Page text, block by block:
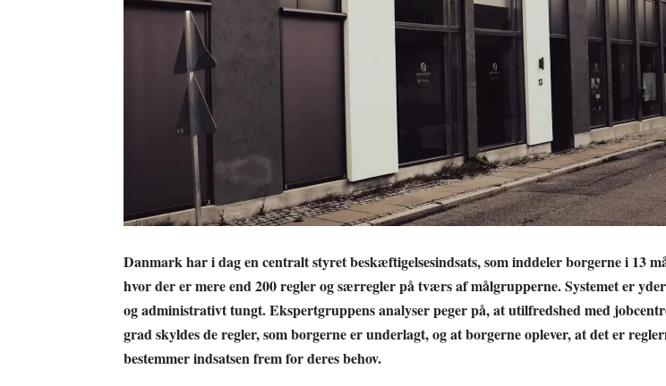
Danmark har i dag en centralt styret beskæftigelsesindsats, som inddeler borgerne i 13
hvor der er mere end 200 regler og særregler på tværs af målgrupperne. Systemet er
og administrativt tungt. Ekspertgruppens analyser peger på, at utilfredshed med
grad skyldes de regler, som borgerne er underlagt, og at borgerne oplever, at det er
bestemmer indsatsen frem for deres behov.